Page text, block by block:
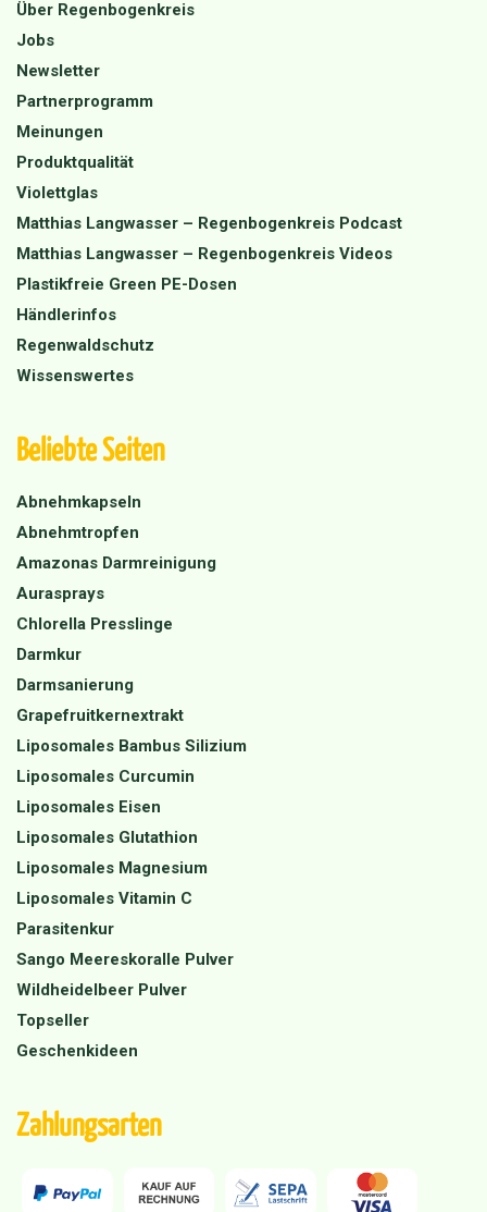
Über Regenbogenkreis
Jobs
Newsletter
Partnerprogramm
Meinungen
Produktqualität
Violettglas
Matthias Langwasser – Regenbogenkreis Podcast
Matthias Langwasser – Regenbogenkreis Videos
Plastikfreie Green PE-Dosen
Händlerinfos
Regenwaldschutz
Wissenswertes
Beliebte Seiten
Abnehmkapseln
Abnehmtropfen
Amazonas Darmreinigung
Aurasprays
Chlorella Presslinge
Darmkur
Darmsanierung
Grapefruitkernextrakt
Liposomales Bambus Silizium
Liposomales Curcumin
Liposomales Eisen
Liposomales Glutathion
Liposomales Magnesium
Liposomales Vitamin C
Parasitenkur
Sango Meereskoralle Pulver
Wildheidelbeer Pulver
Topseller
Geschenkideen
Zahlungsarten